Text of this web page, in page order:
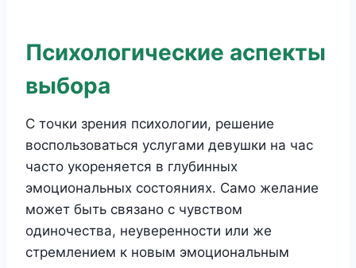
Психологические аспекты
выбора
С точки зрения психологии, решение
воспользоваться услугами девушки на час
часто укореняется в глубинных
эмоциональных состояниях. Само желание
может быть связано с чувством
одиночества, неуверенности или же
стремлением к новым эмоциональным